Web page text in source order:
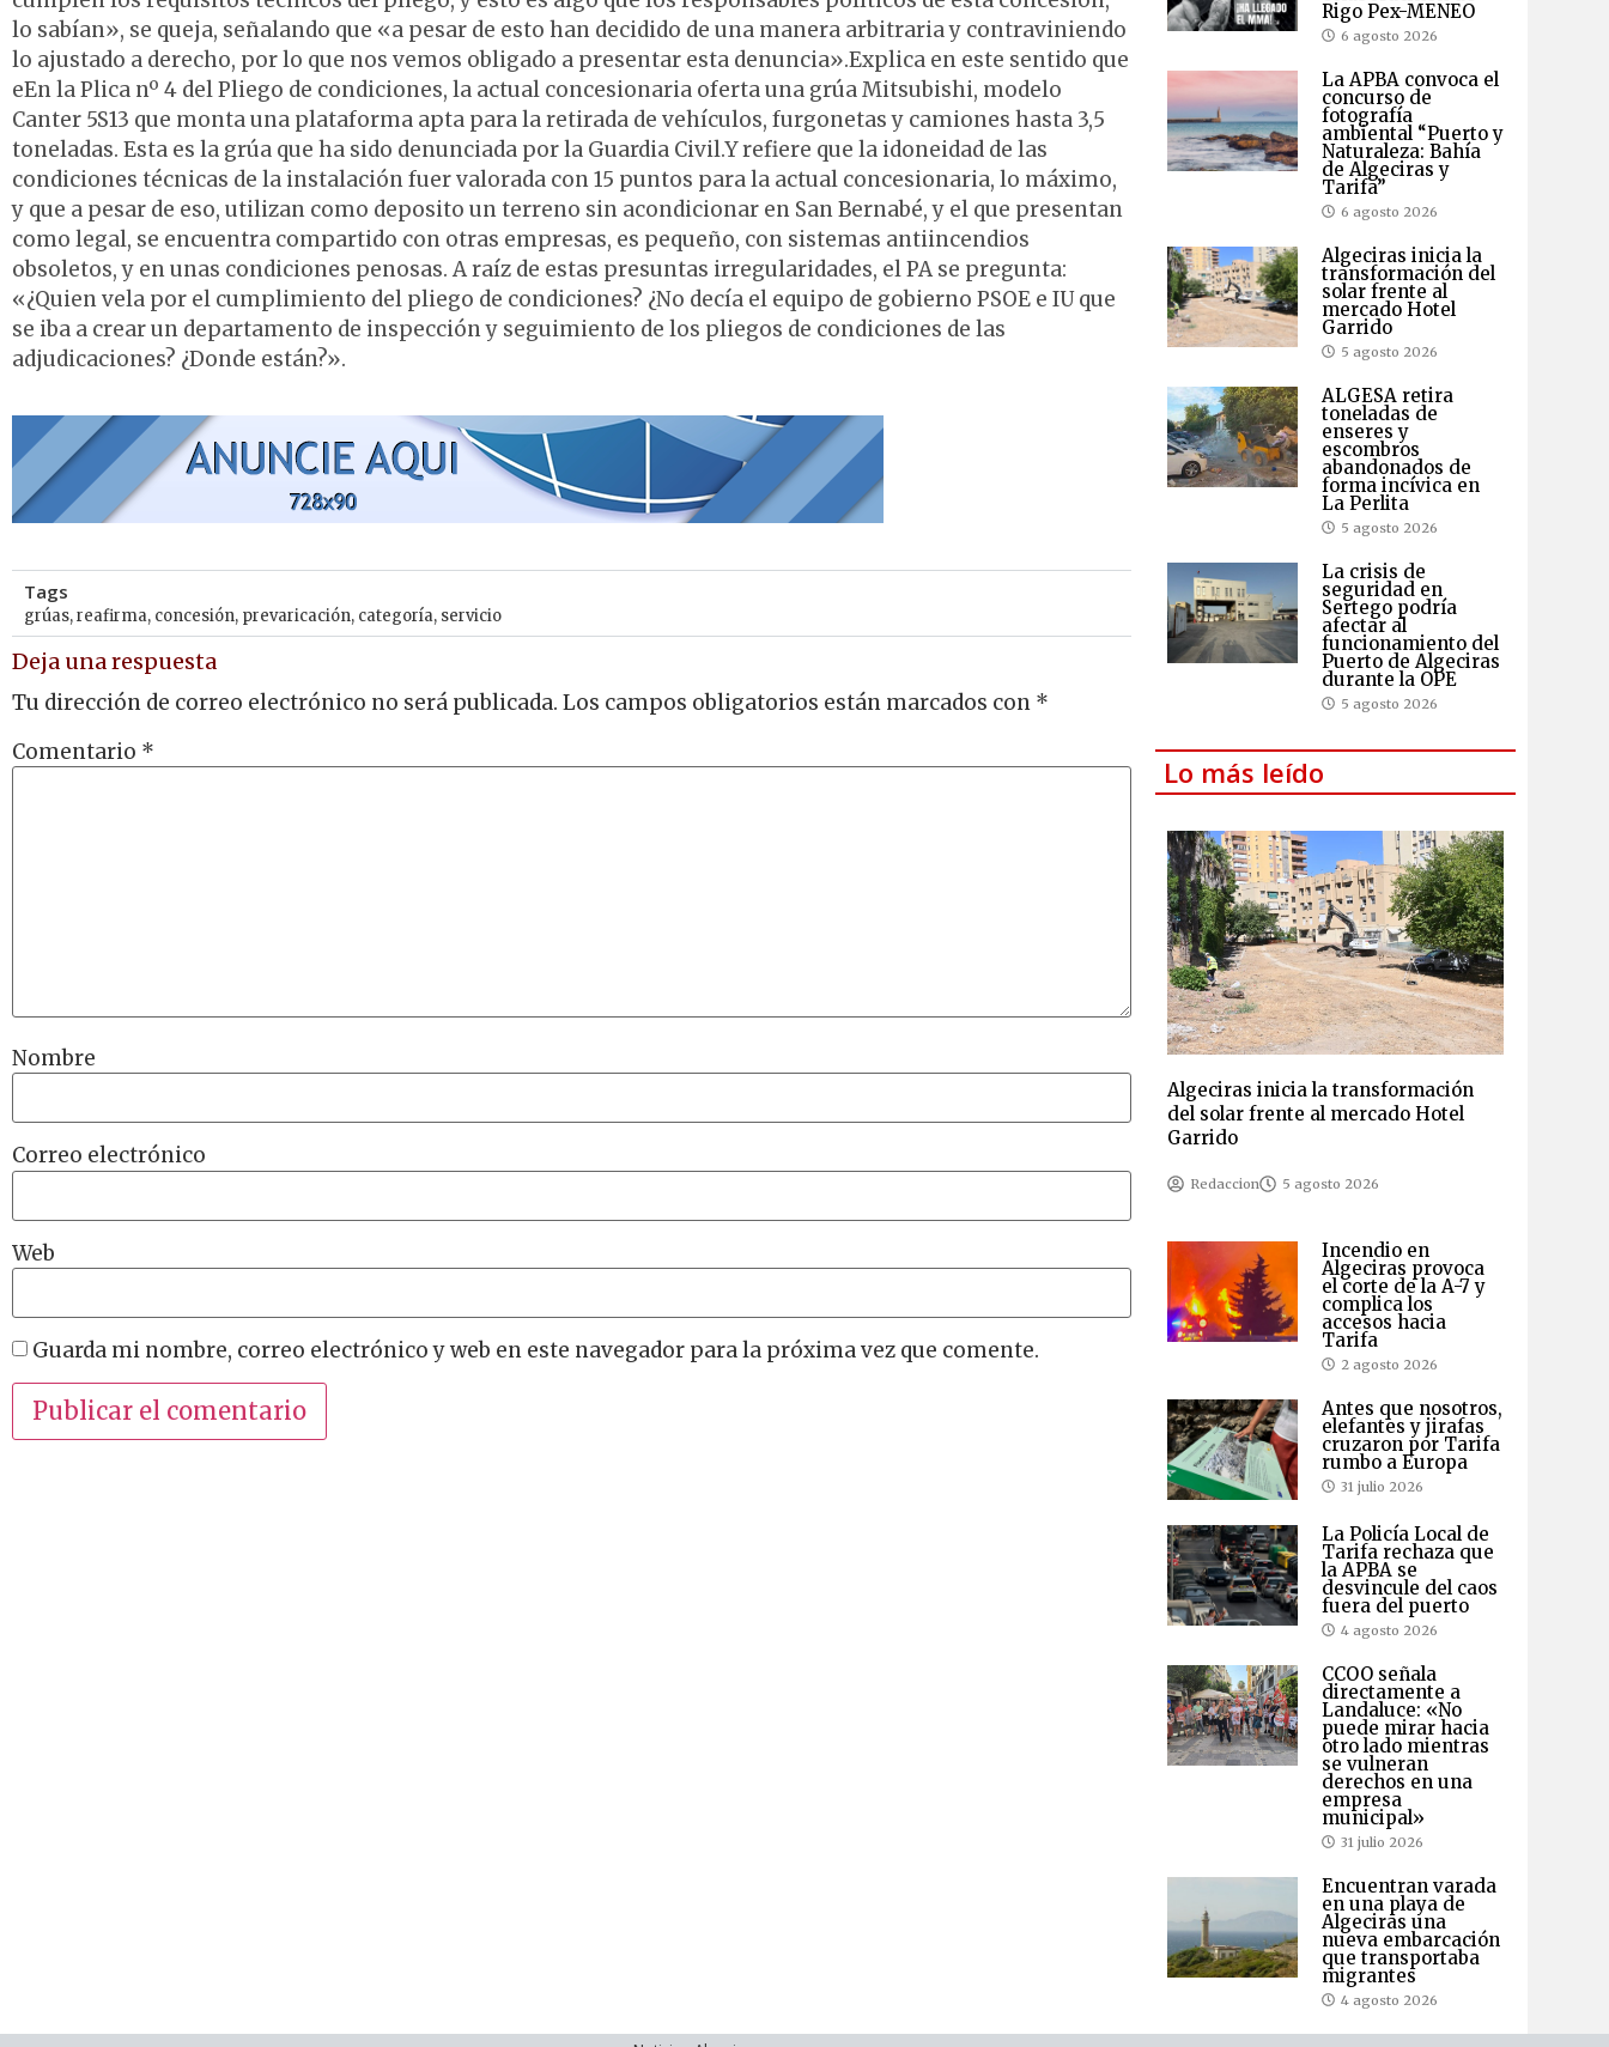
lo sabían», se queja, señalando que «a pesar de esto han decidido de una manera arbitraria y contraviniendo
lo ajustado a derecho, por lo que nos vemos obligado a presentar esta denuncia».Explica en este sentido que
eEn la Plica nº 4 del Pliego de condiciones, la actual concesionaria oferta una grúa Mitsubishi, modelo
Canter 5S13 que monta una plataforma apta para la retirada de vehículos, furgonetas y camiones hasta 3,5
toneladas. Esta es la grúa que ha sido denunciada por la Guardia Civil.Y refiere que la idoneidad de las
condiciones técnicas de la instalación fuer valorada con 15 puntos para la actual concesionaria, lo máximo,
y que a pesar de eso, utilizan como deposito un terreno sin acondicionar en San Bernabé, y el que presentan
como legal, se encuentra compartido con otras empresas, es pequeño, con sistemas antiincendios
obsoletos, y en unas condiciones penosas. A raíz de estas presuntas irregularidades, el PA se pregunta:
«¿Quien vela por el cumplimiento del pliego de condiciones? ¿No decía el equipo de gobierno PSOE e IU que
se iba a crear un departamento de inspección y seguimiento de los pliegos de condiciones de las
adjudicaciones? ¿Donde están?».
Tags
grúas,reafirma, concesión, prevaricación, categoría, servicio
Deja una respuesta
Tu dirección de correo electrónico no será publicada. Los campos obligatorios están marcados con *
Comentario *
Nombre
Correo electrónico
Web
Guarda mi nombre, correo electrónico y web en este navegador para la próxima vez que comente.
Rigo Pex-MENEO
6 agosto 2026
La APBA convoca el
concurso de
fotografía
ambiental “Puerto y
Naturaleza: Bahía
de Algeciras y
Tarifa”
6 agosto 2026
Algeciras inicia la
transformación del
solar frente al
mercado Hotel
Garrido
5 agosto 2026
ALGESA retira
toneladas de
enseres y
escombros
abandonados de
forma incívica en
La Perlita
5 agosto 2026
La crisis de
seguridad en
Sertego podría
afectar al
funcionamiento del
Puerto de Algeciras
durante la OPE
5 agosto 2026
Lo más leído
Algeciras inicia la transformación
del solar frente al mercado Hotel
Garrido
Redaccion 5 agosto 2026
Incendio en
Algeciras provoca
el corte de la A-7 y
complica los
accesos hacia
Tarifa
2 agosto 2026
Antes que nosotros,
elefantes y jirafas
cruzaron por Tarifa
rumbo a Europa
31 julio 2026
La Policía Local de
Tarifa rechaza que
la APBA se
desvincule del caos
fuera del puerto
4 agosto 2026
CCOO señala
directamente a
Landaluce: «No
puede mirar hacia
otro lado mientras
se vulneran
derechos en una
empresa
municipal»
31 julio 2026
Encuentran varada
en una playa de
Algeciras una
nueva embarcación
que transportaba
migrantes
4 agosto 2026